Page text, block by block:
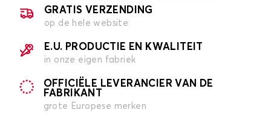
GRATIS VERZENDING
op de hele website
E.U. PRODUCTIE EN KWALITEIT
in onze eigen fabriek
OFFICIËLE LEVERANCIER VAN DE
FABRIKANT
grote Europese merken